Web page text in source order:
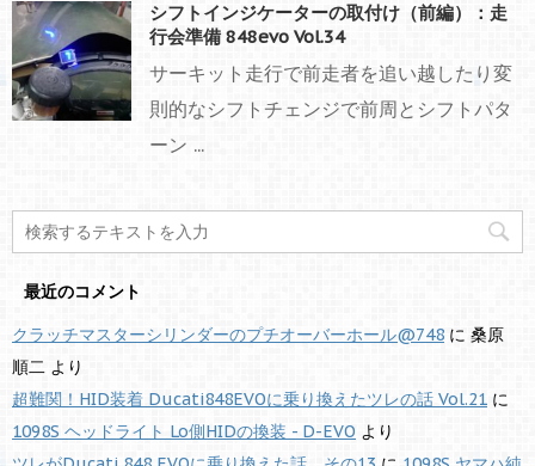
シフトインジケーターの取付け（前編）：走
行会準備 848evo Vol.34
サーキット走行で前走者を追い越したり変
則的なシフトチェンジで前周とシフトパタ
ーン ...
最近のコメント
クラッチマスターシリンダーのプチオーバーホール@748 に 桑原
順二 より
超難関！HID装着 Ducati848EVOに乗り換えたツレの話 Vol.21 に
1098S ヘッドライト Lo側HIDの換装 - D-EVO より